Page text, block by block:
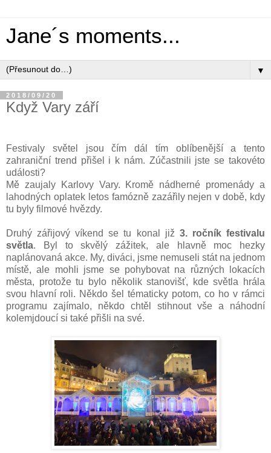
Jane´s moments...
▼
2018/09/20
Když Vary září
Festivaly světel jsou čím dál tím oblíbenější a tento
zahraniční trend přišel i k nám. Zúčastnili jste se takovéto
události?
Mě zaujaly Karlovy Vary. Kromě nádherné promenády a
lahodných oplatek letos famózně zazářily nejen v době, kdy
tu byly filmové hvězdy.
Druhý zářijový víkend se tu konal již 3. ročník festivalu
světla. Byl to skvělý zážitek, ale hlavně moc hezky
naplánovaná akce. My, diváci, jsme nemuseli stát na jednom
místě, ale mohli jsme se pohybovat na různých lokacích
města, protože tu bylo několik stanovišť, kde světla hrála
svou hlavní roli. Někdo šel tématicky potom, co ho v rámci
programu zajímalo, někdo chtěl stihnout vše a náhodní
kolemjdoucí si také přišli na své.